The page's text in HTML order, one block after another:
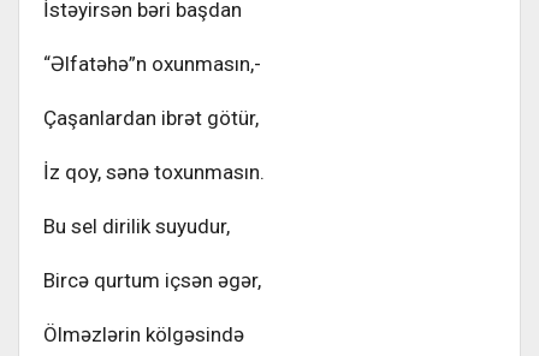
İstəyirsən bəri başdan
“Əlfatəhə”n oxunmasın,-
Çaşanlardan ibrət götür,
İz qoy, sənə toxunmasın.
Bu sel dirilik suyudur,
Bircə qurtum içsən əgər,
Ölməzlərin kölgəsində